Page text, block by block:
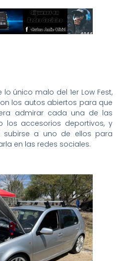
único malo del 1er Low Fest,
los autos abiertos para que
admirar cada una de las
los accesorios deportivos, y
a uno de ellos para
en las redes sociales.